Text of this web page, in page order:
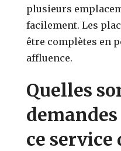
plusieurs
facilement. Les
être complètes en
affluence.
Quelles
ce service